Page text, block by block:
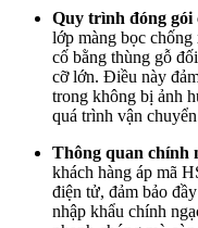
Quy trình đóng gói
lớp màng bọc
cố bằng thùng gỗ
cỡ lớn. Điều này
trong không bị ảnh
quá trình vận
Thông quan chính
khách hàng áp mã
điện tử, đảm bảo
nhập khẩu chính